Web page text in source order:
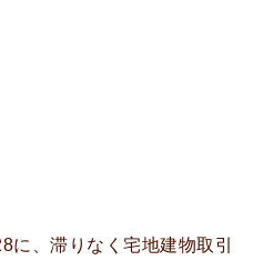
に、滞りなく宅地建物取引